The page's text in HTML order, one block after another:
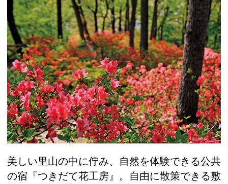
美しい里山の中に佇み、自然を体験できる公共
の宿『つきだて花工房』。自由に散策できる敷